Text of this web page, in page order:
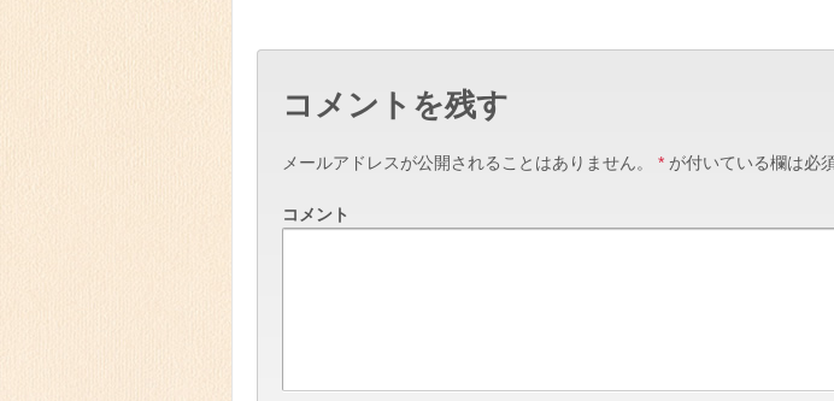
コメントを残す
メールアドレスが公開されることはありません。 * が付いている欄は必
コメント